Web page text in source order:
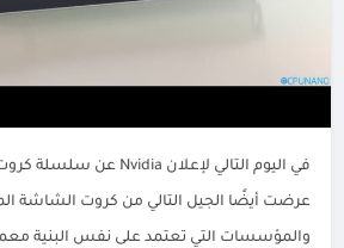
عرضت أيضًا الجيل التالي من كروت الشاشة